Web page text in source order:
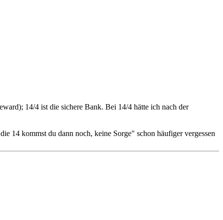
14/4 ist die sichere Bank. Bei 14/4 hätte ich nach der
14 kommst du dann noch, keine Sorge" schon häufiger vergessen